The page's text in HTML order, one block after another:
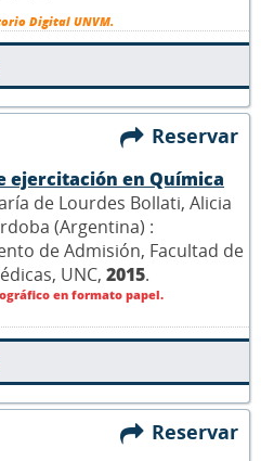
Digital UNVM.
Reservar
ejercitación en Química
de Lourdes Bollati, Alicia
(Argentina) :
de Admisión, Facultad de
UNC, 2015.
en formato papel.
Reservar